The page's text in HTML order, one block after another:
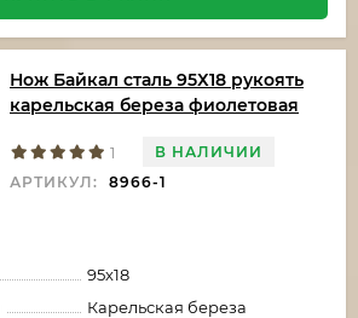
Нож Байкал сталь 95Х18 рукоять
карельская береза фиолетовая
1
В НАЛИЧИИ
АРТИКУЛ:
8966-1
95х18
Карельская береза